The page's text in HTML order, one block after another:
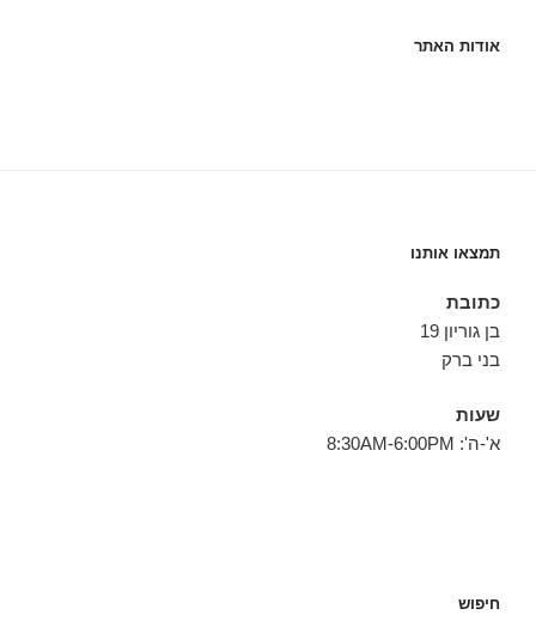
אודות האתר
תמצאו אותנו
כתובת
בן גוריון 19
בני ברק
שעות
א'-ה': 8:30AM-6:00PM
חיפוש